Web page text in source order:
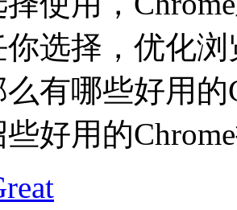
选择，优化
有哪些好用
好用的